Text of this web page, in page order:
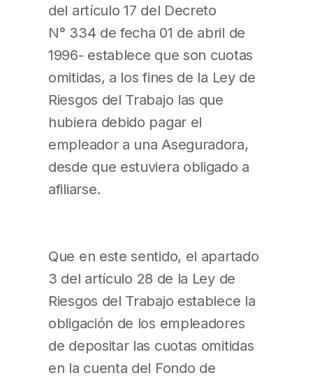
del artículo 17 del Decreto
N° 334 de fecha 01 de abril de
1996- establece que son cuotas
omitidas, a los fines de la Ley de
Riesgos del Trabajo las que
hubiera debido pagar el
empleador a una Aseguradora,
desde que estuviera obligado a
afiliarse.
Que en este sentido, el apartado
3 del artículo 28 de la Ley de
Riesgos del Trabajo establece la
obligación de los empleadores
de depositar las cuotas omitidas
en la cuenta del Fondo de